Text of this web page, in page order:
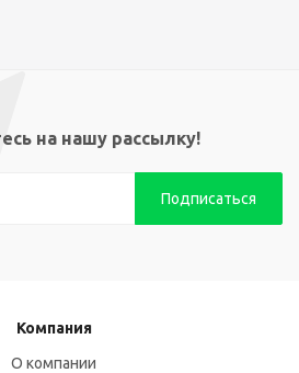
на нашу рассылку!
Компания
О компании